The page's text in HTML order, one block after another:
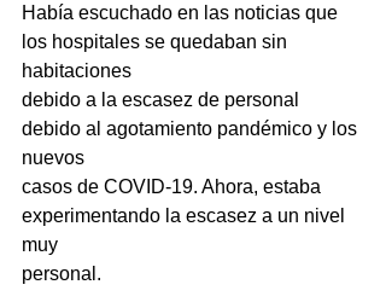
Había escuchado en las noticias que
los hospitales se quedaban sin
habitaciones
debido a la escasez de personal
debido al agotamiento pandémico y los
nuevos
casos de COVID-19. Ahora, estaba
experimentando la escasez a un nivel
muy
personal.